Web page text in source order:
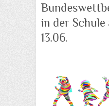
in der Schule
13.06.